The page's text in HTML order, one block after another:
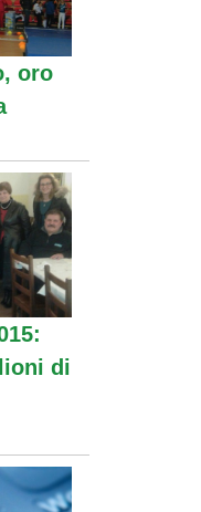
oro
di